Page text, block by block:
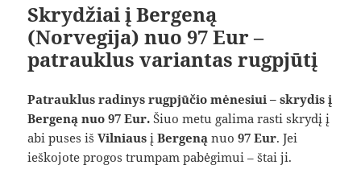
Skrydžiai į Bergeną
(Norvegija) nuo 97 Eur –
patrauklus variantas rugpjūtį
Patrauklus radinys rugpjūčio mėnesiui – skrydis į
Bergeną nuo 97 Eur. Šiuo metu galima rasti skrydį į
abi puses išVilniaus įBergeną nuo97 Eur. Jei
ieškojote progos trumpam pabėgimui – štai ji.